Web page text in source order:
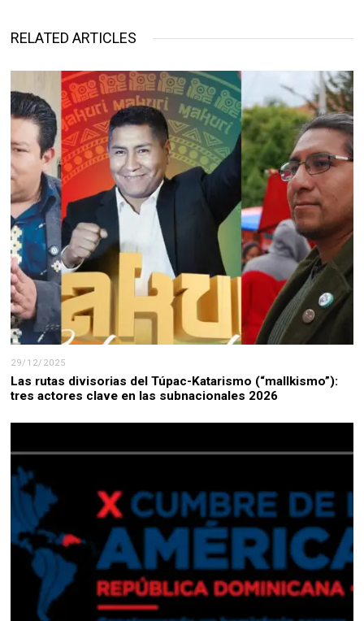
RELATED ARTICLES
29/12/2025
Las rutas divisorias del Túpac-Katarismo (“mallkismo”):
tres actores clave en las subnacionales 2026